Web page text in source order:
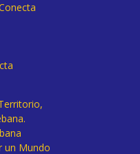
un Mundo